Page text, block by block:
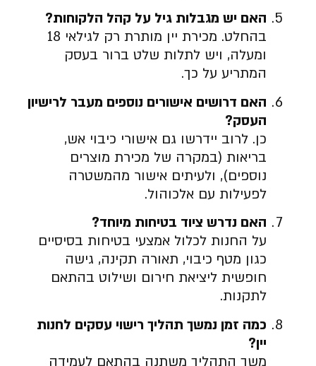
האם יש מגבלות גיל על קהל הלקוחות?
בהחלט. מכירת יין מותרת רק לגילאי 18
ומעלה, ויש לתלות שלט ברור בעסק
המתריע על כך.
האם דרושים אישורים נוספים מעבר לרישיון
העסק?
כן. לרוב יידרשו גם אישורי כיבוי אש,
בריאות (במקרה של מכירת מוצרים
נוספים), ולעיתים אישור מהמשטרה
לפעילות עם אלכוהול.
האם נדרש ציוד בטיחות מיוחד?
על החנות לכלול אמצעי בטיחות בסיסיים
כגון מטף כיבוי, תאורה תקינה, גישה
חופשית ליציאת חירום ושילוט בהתאם
לתקנות.
כמה זמן נמשך תהליך רישוי עסקים לחנות
יין?
משך התהליך משתנה בהתאם לעמידה